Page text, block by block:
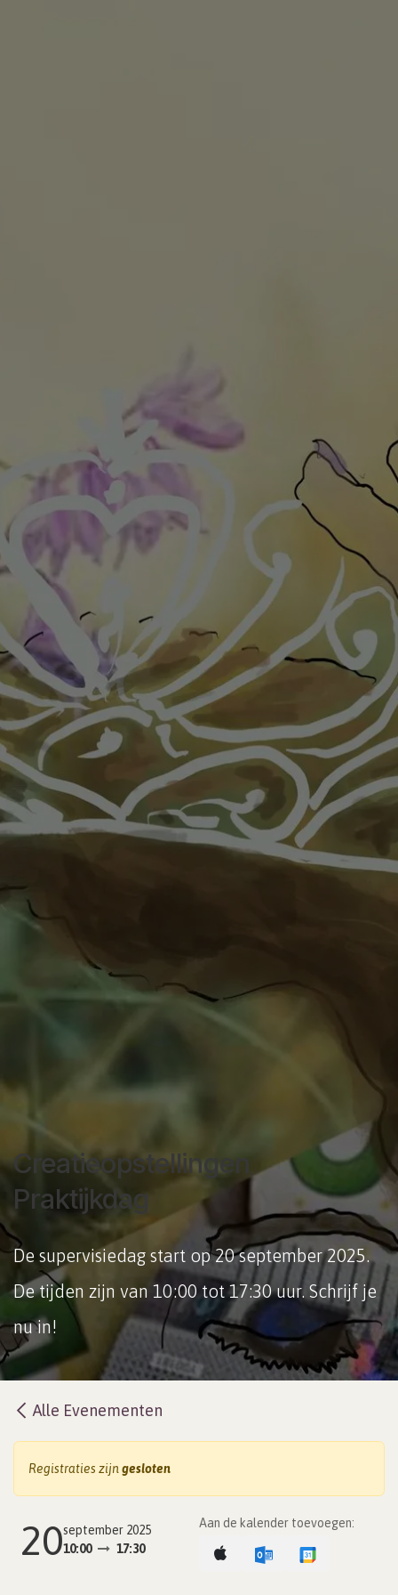
Creatieopstellingen
Praktijkdag
De supervisiedag start op 20 september 2025.
De tijden zijn van 10:00 tot 17:30 uur. Schrijf je
nu in!
Alle Evenementen
Registraties zijn gesloten
20september 2025
10:00
17:30
Aan de kalender toevoegen: